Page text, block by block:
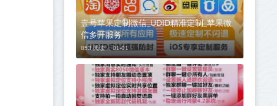
壹号苹果定制微信_UDID精准定制_苹果微
信多开服务
853 阅读 ，01-01